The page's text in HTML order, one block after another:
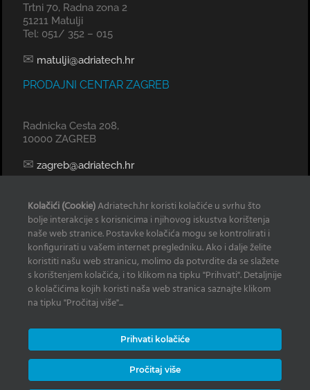
Trtni 70, Radna zona 2
51211 Matulji
Tel: 051/ 352 – 015
✉ matulji@adriatech.hr
PRODAJNI CENTAR ZAGREB
Radnicka Cesta 208,
10000 ZAGREB
✉ zagreb@adriatech.hr
Tel: 098 329 239
✉radan@adriatech.hr
INFO
Zaštita osobnih podatakaČesto postavljana pitanja
Kolačići (Cookie)Adriatech.hr koristi kolačiće u svrhu što
bolje interakcije s korisnicima i njihovog iskustva korištenja
naše web stranice. Postavke kolačića mogu se kontrolirati i
konfigurirati u vašem internet pregledniku. Ako i dalje želite
koristiti našu web stranicu, molimo da potvrdite da se slažete
s korištenjem kolačića, i to klikom na tipku "Prihvati". Detaljnije
o kolačićima kojih koristi naša web stranica saznajte klikom
na tipku "Pročitaj više"...
Prihvati kolačiće
Pročitaj više